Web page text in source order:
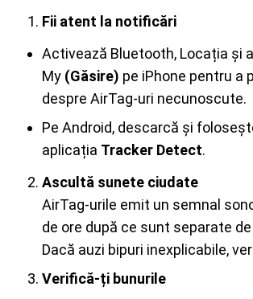
Fii atent la notificări
Activează Bluetooth, Locația și
My (Găsire) pe iPhone pentru a
despre AirTag-uri necunoscute.
Pe Android, descarcă și
aplicația Tracker Detect.
Ascultă sunete ciudate
AirTag-urile emit un semnal
de ore după ce sunt separate
Dacă auzi bipuri inexplicabile,
Verifică-ți bunurile